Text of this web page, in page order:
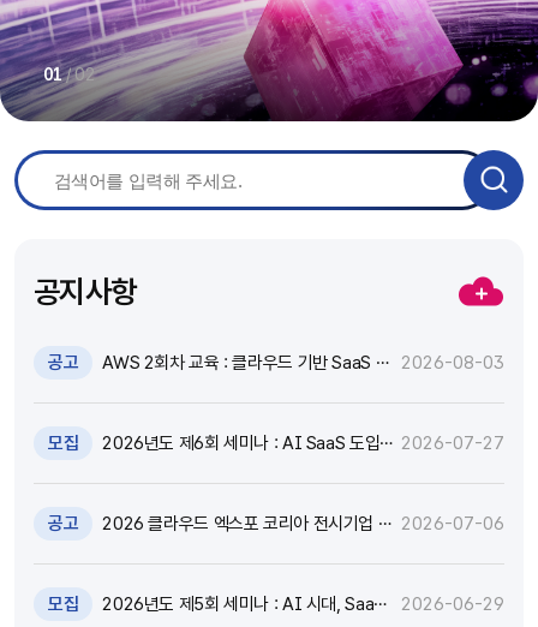
01/02
공지사항
공고
AWS 2회차 교육 : 클라우드 기반 SaaS 현
2026-08-03
모집
2026년도 제6회 세미나 : AI SaaS 도입,
2026-07-27
공고
2026 클라우드 엑스포 코리아 전시기업 지 2026-07-06
모집
2026년도 제5회 세미나 : AI 시대, SaaS
2026-06-29